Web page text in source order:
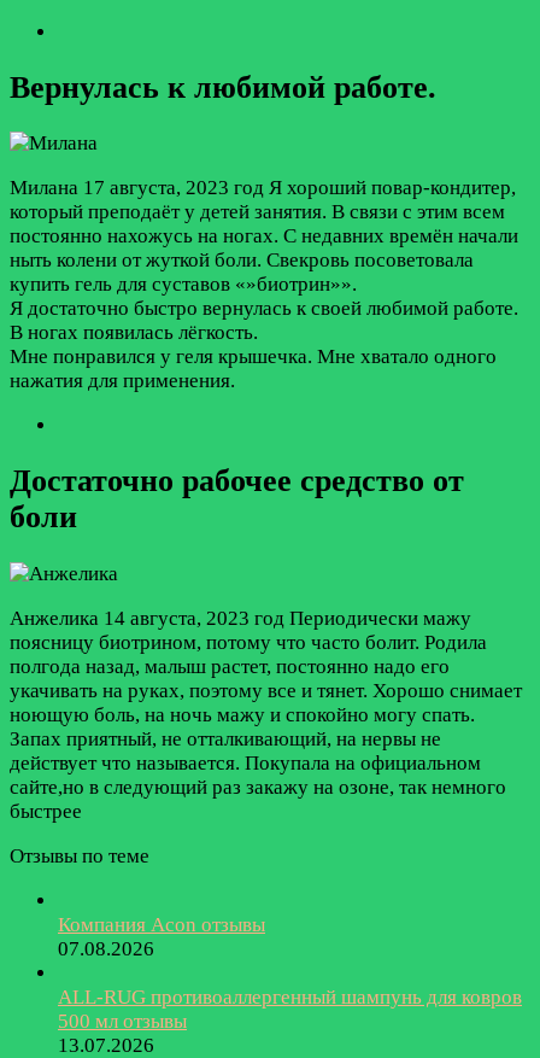
Вернулась к любимой работе.
Милана 17 августа, 2023 год Я хороший повар-кондитер,
который преподаёт у детей занятия. В связи с этим всем
постоянно нахожусь на ногах. С недавних времён начали
ныть колени от жуткой боли. Свекровь посоветовала
купить гель для суставов «»биотрин»».
Я достаточно быстро вернулась к своей любимой работе.
В ногах появилась лёгкость.
Мне понравился у геля крышечка. Мне хватало одного
нажатия для применения.
Достаточно рабочее средство от
боли
Анжелика 14 августа, 2023 год Периодически мажу
поясницу биотрином, потому что часто болит. Родила
полгода назад, малыш растет, постоянно надо его
укачивать на руках, поэтому все и тянет. Хорошо снимает
ноющую боль, на ночь мажу и спокойно могу спать.
Запах приятный, не отталкивающий, на нервы не
действует что называется. Покупала на официальном
сайте,но в следующий раз закажу на озоне, так немного
быстрее
Отзывы по теме
Компания Acon отзывы
07.08.2026
ALL-RUG противоаллергенный шампунь для ковров
500 мл отзывы
13.07.2026